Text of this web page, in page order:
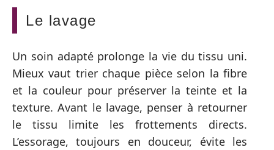
Le lavage
Un soin adapté prolonge la vie du tissu uni.
Mieux vaut trier chaque pièce selon la fibre
et la couleur pour préserver la teinte et la
texture. Avant le lavage, penser à retourner
le tissu limite les frottements directs.
L’essorage, toujours en douceur, évite les